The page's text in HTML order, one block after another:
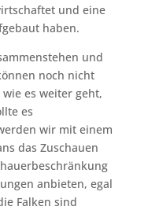
und eine
haben.
und
noch nicht
es weiter geht,
es
wir mit einem
das Zuschauen
anbieten, egal
Falken sind